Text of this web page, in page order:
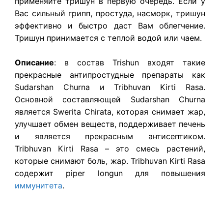
Вас сильный грипп, простуда, насморк, тришун
эффективно и быстро даст Вам облегчение.
Тришун принимается с теплой водой или чаем.
Описание: в состав Trishun входят такие
прекрасные антипростудные препараты как
Sudarshan Churna и Tribhuvan Kirti Rasa.
Основной составляющей Sudarshan Churna
является Swerita Chirata, которая снимает жар,
улучшает обмен веществ, поддерживает печень
и является прекрасным антисептиком.
Tribhuvan Kirti Rasa – это смесь растений,
которые снимают боль, жар. Tribhuvan Kirti Rasa
содержит piper longun для повышения
иммунитета.